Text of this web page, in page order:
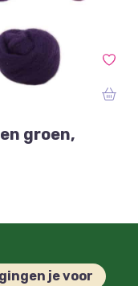
groen,
je voor